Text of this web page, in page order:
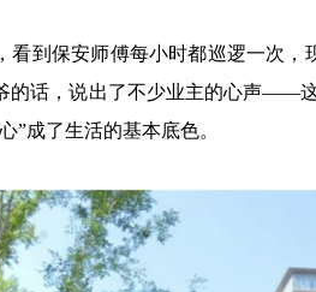
看到保安师傅每小时都巡逻一次，
的话，说出了不少业主的心声——
”成了生活的基本底色。